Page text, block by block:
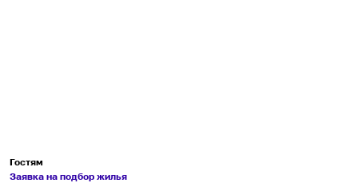
Гостям
Заявка на подбор жилья